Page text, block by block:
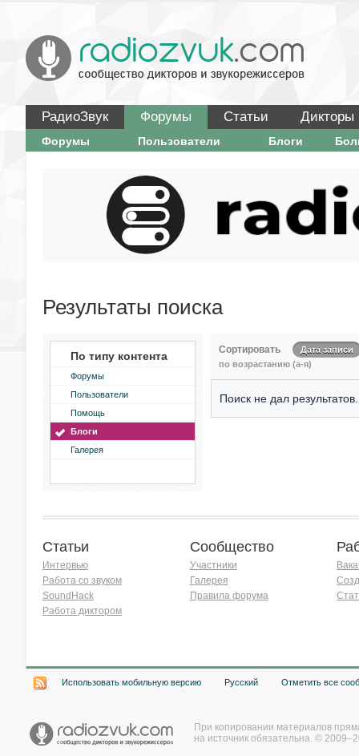
РадиоЗвук Форумы Статьи Дикторы
Форумы Пользователи Блоги
Результаты поиска
По типу контента
Форумы
Пользователи
Помощь
Блоги
Галерея
Сортировать
Дата записи
по возрастанию (а-я)
Поиск не дал результатов.
Статьи
Интервью
Работа со звуком
SoundHack
Работа диктором
Сообщество
Участники
Галерея
Правила форума
Использовать мобильную версию Русский Отметить все
При копировании материалов
на источник обязательна. ©